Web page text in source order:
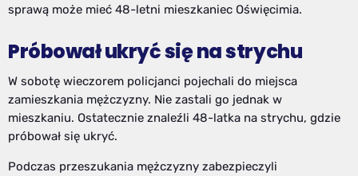
sprawą może mieć 48-letni mieszkaniec Oświęcimia.
Próbował ukryć się na strychu
W sobotę wieczorem policjanci pojechali do miejsca
zamieszkania mężczyzny. Nie zastali go jednak w
mieszkaniu. Ostatecznie znaleźli 48-latka na strychu, gdzie
próbował się ukryć.
Podczas przeszukania mężczyzny zabezpieczyli